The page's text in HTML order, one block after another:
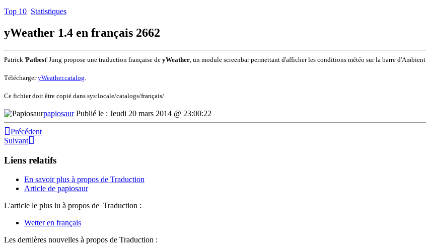
Top 10 Statistiques
yWeather 1.4 en français 2662
Patrick 'Patbest' Jung propose une traduction française de yWeather un module screenbar permettant d'afficher les conditions météo sur la barre d'Ambient.
TéléchargeryWeather.catalog
Ce fichier doit être copié dans sys:locale/catalogs/français/.
papiosaurPublié le : Jeudi 20 mars 2014 @ 23:00:22
Précédent
Suivant
Liens relatifs
En savoir plus à propos de Traduction
Article de papiosaur
L'article le plus lu à propos de Traduction :
Wetter en français
Les dernières nouvelles à propos de Traduction :